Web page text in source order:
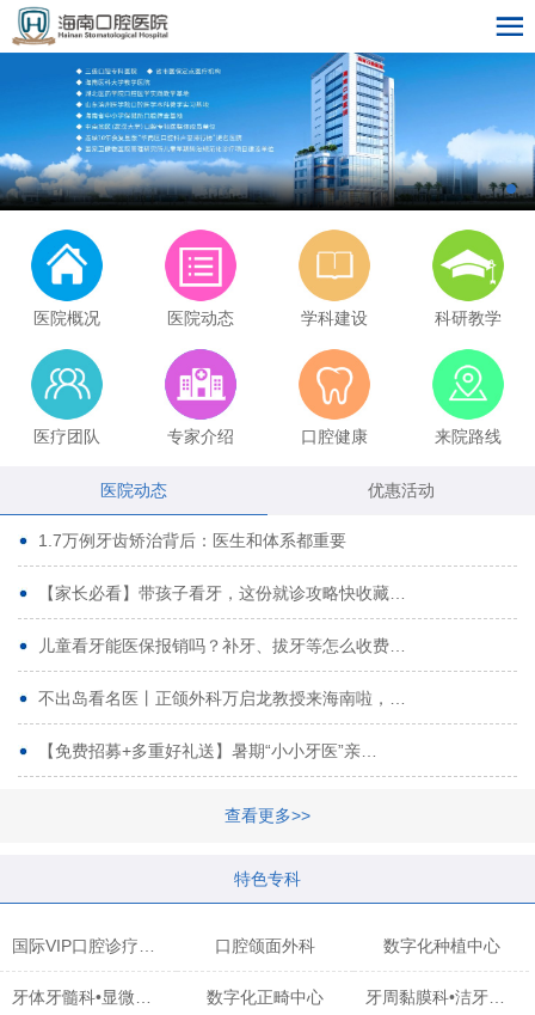
医院概况 医院动态 学科建设 科研教学
医疗团队 专家介绍 口腔健康 来院路线
医院动态 优惠活动
1.7万例牙齿矫治背后：医生和体系都重要
【家长必看】带孩子看牙，这份就诊攻略快收藏…
儿童看牙能医保报销吗？补牙、拔牙等怎么收费…
不出岛看名医丨正颌外科万启龙教授来海南啦，…
【免费招募+多重好礼送】暑期“小小牙医”亲…
查看更多>>
特色专科
口腔颌面外科 数字化种植中心
数字化正畸中心 牙周黏膜科•洁牙中心